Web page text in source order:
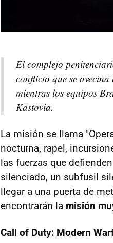
El complejo
conflicto que se
mientras los equipos
Kastovia.
La misión se llama
nocturna, rapel,
las fuerzas que
silenciado, un subfusil
llegar a una puerta de
encontrarán la misión
Call of Duty: Modern